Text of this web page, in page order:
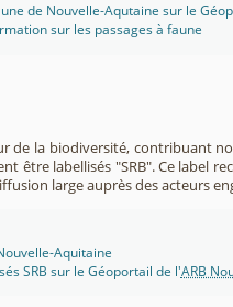
de Nouvelle-Aqutaine sur le
sur les passages à faune
de la biodiversité, contribuant
être labellisés "SRB". Ce label
large auprès des acteurs
Aquitaine
SRB sur le Géoportail de l'ARB